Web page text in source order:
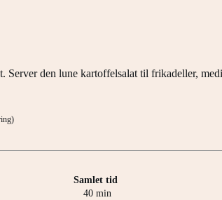
den lune kartoffelsalat til frikadeller,
Samlet tid
40minutter
min